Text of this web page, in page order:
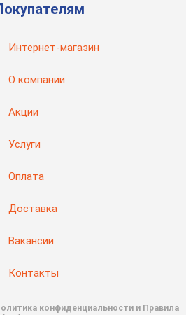
Интернет-магазин
О компании
Акции
Услуги
Оплата
Доставка
Вакансии
Контакты
конфиденциальности и Правила